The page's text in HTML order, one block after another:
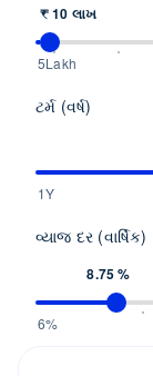
₹ 10 લાખ
5Lakh
ટર્મ (વર્ષ)
1Y
વ્યાજ દર (વાર્ષિક)
8.75 %
6%